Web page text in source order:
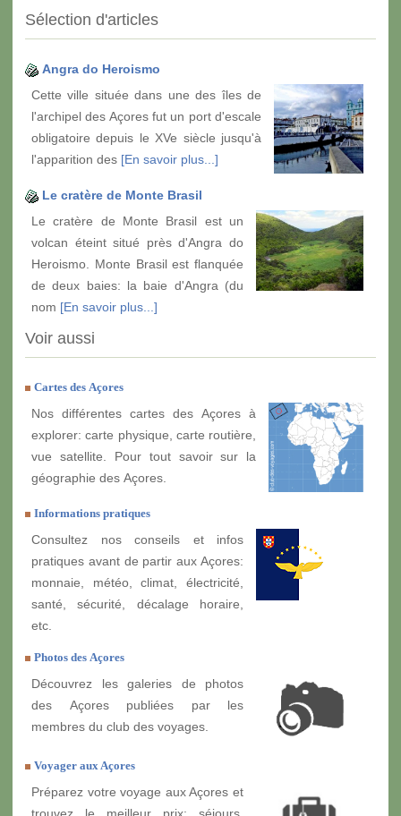
Sélection d'articles
Angra do Heroismo
Cette ville située dans une des îles de
l'archipel des Açores fut un port d'escale
obligatoire depuis le XVe siècle jusqu'à
l'apparition des [En savoir plus...]
Le cratère de Monte Brasil
Le cratère de Monte Brasil est un
volcan éteint situé près d'Angra do
Heroismo. Monte Brasil est flanquée
de deux baies: la baie d'Angra (du
nom [En savoir plus...]
Voir aussi
Cartes des Açores
Nos différentes cartes des Açores à
explorer: carte physique, carte routière,
vue satellite. Pour tout savoir sur la
géographie des Açores.
Informations pratiques
Consultez nos conseils et infos
pratiques avant de partir aux Açores:
monnaie, météo, climat, électricité,
santé, sécurité, décalage horaire,
etc.
Photos des Açores
Découvrez les galeries de photos
des Açores publiées par les
membres du club des voyages.
Voyager aux Açores
Préparez votre voyage aux Açores et